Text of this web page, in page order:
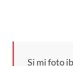
Si mi foto